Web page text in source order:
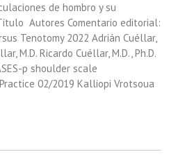
de hombro y su
Autores Comentario editorial:
Tenotomy 2022 Adrián Cuéllar,
M.D. Ricardo Cuéllar, M.D., Ph.D.
p shoulder scale
02/2019 Kalliopi Vrotsoua